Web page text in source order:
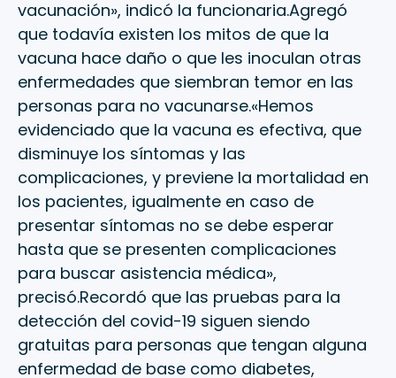
vacunación», indicó la funcionaria.Agregó
que todavía existen los mitos de que la
vacuna hace daño o que les inoculan otras
enfermedades que siembran temor en las
personas para no vacunarse.«Hemos
evidenciado que la vacuna es efectiva, que
disminuye los síntomas y las
complicaciones, y previene la mortalidad en
los pacientes, igualmente en caso de
presentar síntomas no se debe esperar
hasta que se presenten complicaciones
para buscar asistencia médica»,
precisó.Recordó que las pruebas para la
detección del covid-19 siguen siendo
gratuitas para personas que tengan alguna
enfermedad de base como diabetes,